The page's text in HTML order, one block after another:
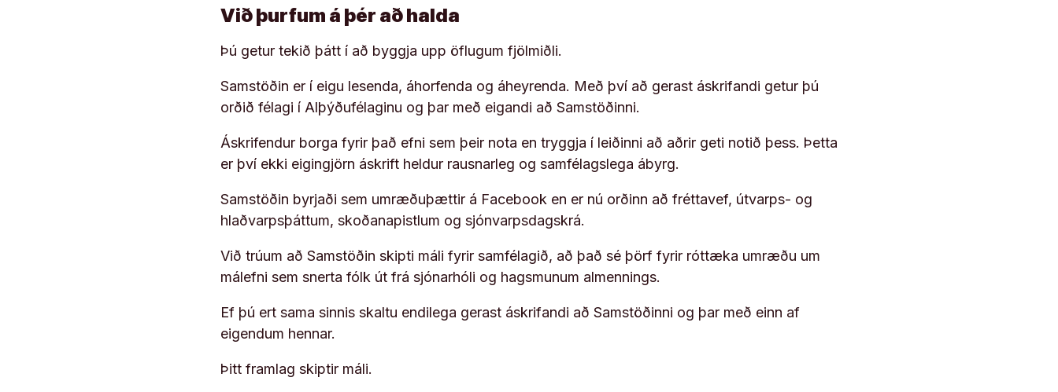
Við þurfum á þér að halda
Þú getur tekið þátt í að byggja upp öflugum fjölmiðli.
Samstöðin er í eigu lesenda, áhorfenda og áheyrenda. Með því að gerast áskrifandi getur þú
orðið félagi í Alþýðufélaginu og þar með eigandi að Samstöðinni.
Áskrifendur borga fyrir það efni sem þeir nota en tryggja í leiðinni að aðrir geti notið þess. Þetta
er því ekki eigingjörn áskrift heldur rausnarleg og samfélagslega ábyrg.
Samstöðin byrjaði sem umræðuþættir á Facebook en er nú orðinn að fréttavef, útvarps- og
hlaðvarpsþáttum, skoðanapistlum og sjónvarpsdagskrá.
Við trúum að Samstöðin skipti máli fyrir samfélagið, að það sé þörf fyrir róttæka umræðu um
málefni sem snerta fólk út frá sjónarhóli og hagsmunum almennings.
Ef þú ert sama sinnis skaltu endilega gerast áskrifandi að Samstöðinni og þar með einn af
eigendum hennar.
Þitt framlag skiptir máli.